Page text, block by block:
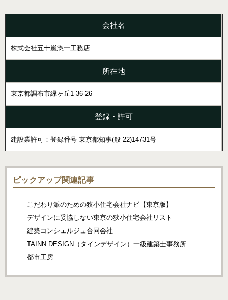
会社名
株式会社五十嵐惣一工務店
所在地
東京都調布市緑ヶ丘1-36-26
登録・許可
建設業許可：登録番号 東京都知事(般-22)14731号
ピックアップ関連記事
こだわり派のための狭小住宅会社ナビ【東京版】
デザインに妥協しない東京の狭小住宅会社リスト
建築コンシェルジュ合同会社
TAINN DESIGN（タインデザイン）一級建築士事務所
都市工房